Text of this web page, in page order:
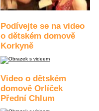
Podívejte se na video
o dětském domově
Korkyně
Video o dětském
domově Orlíček
Přední Chlum